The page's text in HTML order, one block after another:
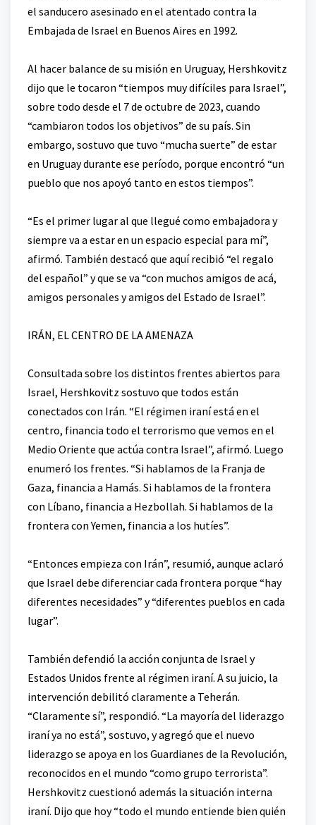
el sanducero asesinado en el atentado contra la
Embajada de Israel en Buenos Aires en 1992.
Al hacer balance de su misión en Uruguay, Hershkovitz
dijo que le tocaron “tiempos muy difíciles para Israel”,
sobre todo desde el 7 de octubre de 2023, cuando
“cambiaron todos los objetivos” de su país. Sin
embargo, sostuvo que tuvo “mucha suerte” de estar
en Uruguay durante ese período, porque encontró “un
pueblo que nos apoyó tanto en estos tiempos”.
“Es el primer lugar al que llegué como embajadora y
siempre va a estar en un espacio especial para mí”,
afirmó. También destacó que aquí recibió “el regalo
del español” y que se va “con muchos amigos de acá,
amigos personales y amigos del Estado de Israel”.
IRÁN, EL CENTRO DE LA AMENAZA
Consultada sobre los distintos frentes abiertos para
Israel, Hershkovitz sostuvo que todos están
conectados con Irán. “El régimen iraní está en el
centro, financia todo el terrorismo que vemos en el
Medio Oriente que actúa contra Israel”, afirmó. Luego
enumeró los frentes. “Si hablamos de la Franja de
Gaza, financia a Hamás. Si hablamos de la frontera
con Líbano, financia a Hezbollah. Si hablamos de la
frontera con Yemen, financia a los hutíes”.
“Entonces empieza con Irán”, resumió, aunque aclaró
que Israel debe diferenciar cada frontera porque “hay
diferentes necesidades” y “diferentes pueblos en cada
lugar”.
También defendió la acción conjunta de Israel y
Estados Unidos frente al régimen iraní. A su juicio, la
intervención debilitó claramente a Teherán.
“Claramente sí”, respondió. “La mayoría del liderazgo
iraní ya no está”, sostuvo, y agregó que el nuevo
liderazgo se apoya en los Guardianes de la Revolución,
reconocidos en el mundo “como grupo terrorista”.
Hershkovitz cuestionó además la situación interna
iraní. Dijo que hoy “todo el mundo entiende bien quién